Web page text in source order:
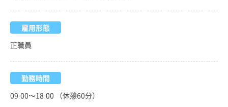
雇用形態
正職員
勤務時間
09:00～18:00 （休憩60分）